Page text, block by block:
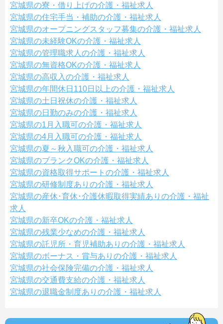
宮城県の寮・借り上げの介護・福祉求人
宮城県の住宅手当・補助の介護・福祉求人
宮城県のオープニングスタッフ募集の介護・福祉求人
宮城県の未経験OKの介護・福祉求人
宮城県の管理職求人の介護・福祉求人
宮城県の無資格OKの介護・福祉求人
宮城県の高収入の介護・福祉求人
宮城県の年間休日110日以上の介護・福祉求人
宮城県の土日祝休の介護・福祉求人
宮城県の日勤のみの介護・福祉求人
宮城県の1月入職可の介護・福祉求人
宮城県の4月入職可の介護・福祉求人
宮城県の夏～秋入職可の介護・福祉求人
宮城県のブランクOKの介護・福祉求人
宮城県の資格取得サポートの介護・福祉求人
宮城県の研修制度ありの介護・福祉求人
宮城県の産休･育休･介護休暇取得実績ありの介護・福祉
求人
宮城県の新卒OKの介護・福祉求人
宮城県の残業少なめの介護・福祉求人
宮城県の託児所・育児補助ありの介護・福祉求人
宮城県のボーナス・賞与ありの介護・福祉求人
宮城県の社会保険完備の介護・福祉求人
宮城県の交通費支給の介護・福祉求人
宮城県の退職金制度ありの介護・福祉求人